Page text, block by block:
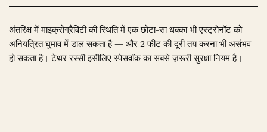
अंतरिक्ष में माइक्रोग्रैविटी की स्थिति में एक छोटा-सा धक्का भी एस्ट्रोनॉट को
अनियंत्रित घुमाव में डाल सकता है — और 2 फीट की दूरी तय करना भी असंभव
हो सकता है। टेथर रस्सी इसीलिए स्पेसवॉक का सबसे ज़रूरी सुरक्षा नियम है।